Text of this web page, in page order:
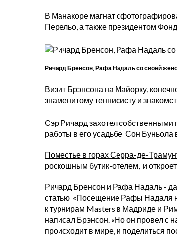
В Манакоре магнат
Перельо, а также президентом
Ричард Бренсон, Рафа Надаль со своей
Визит Брэнсона на Майорку,
знаменитому теннисисту и
Сэр Ричард захотел собственными
работы в его усадьбе Сон Буньола
Поместье в горах Серра-де-
роскошным бутик-отелем, и
Ричард Бренсон и Рафа Надаль -
статью «Посещение Рафы Надаля
к турнирам Masters в Мадриде и
написал Брэнсон. «Но он провел с
происходит в мире, и поделиться